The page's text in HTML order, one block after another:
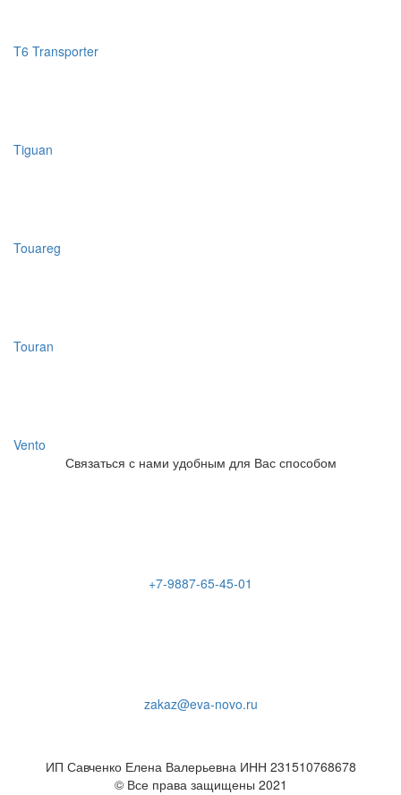
T6 Transporter
Tiguan
Touareg
Touran
Vento
Связаться с нами удобным для Вас способом
+7-9887-65-45-01
zakaz@eva-novo.ru
ИП Савченко Елена Валерьевна ИНН 231510768678
© Все права защищены 2021